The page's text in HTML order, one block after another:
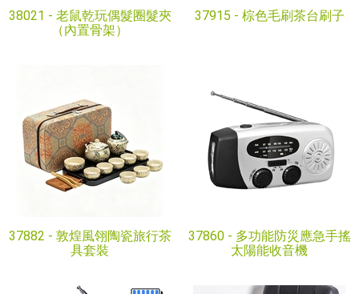
38021 - 老鼠乾玩偶髮圈髮夾
（內置骨架）
37915 - 棕色毛刷茶台刷子
37882 - 敦煌風翎陶瓷旅行茶
具套裝
37860 - 多功能防災應急手搖
太陽能收音機